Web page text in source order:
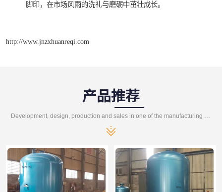
脚印，在市场风雨的洗礼与磨砺中茁壮成长。
http://www.jnzxhuanreqi.com
产品推荐